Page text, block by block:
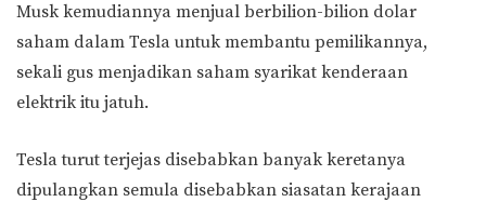
Musk kemudiannya menjual berbilion-bilion dolar
saham dalam Tesla untuk membantu pemilikannya,
sekali gus menjadikan saham syarikat kenderaan
elektrik itu jatuh.
Tesla turut terjejas disebabkan banyak keretanya
dipulangkan semula disebabkan siasatan kerajaan